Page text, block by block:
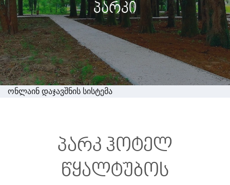
Პარკი
ონლაინ დაჯავშნის სისტემა
პარკ ჰოტელ
წყალტუბოს